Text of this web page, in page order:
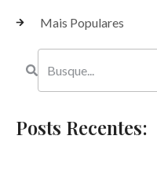
Mais Populares
Posts Recentes: